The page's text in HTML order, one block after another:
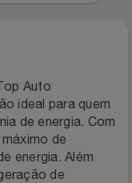
Auto
ideal para quem
de energia. Com
de
energia. Além
de